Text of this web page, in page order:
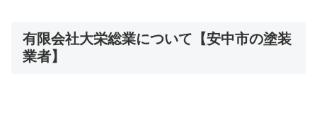
有限会社大栄総業について【安中市の塗装
業者】